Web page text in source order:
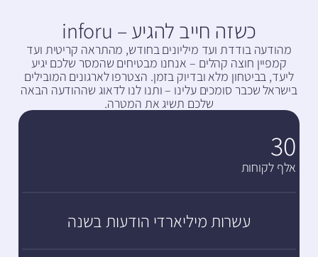
כשזה חייב להגיע – inforu
מהודעה בודדת ועד מיליונים בחודש, מהתראה קריטית ועד
קמפיין חוצה קהלים – אנחנו מבטיחים שהמסר שלכם יגיע
ליעד, בביטחון מלא ובדיוק בזמן. הצטרפו לארגונים המובילים
בישראל שכבר סומכים עלינו – ותנו לנו לדאוג שההודעה הבאה
שלכם תשיג את המטרה.
30
אלף לקוחות
עשרות מיליארדי הודעות בשנה